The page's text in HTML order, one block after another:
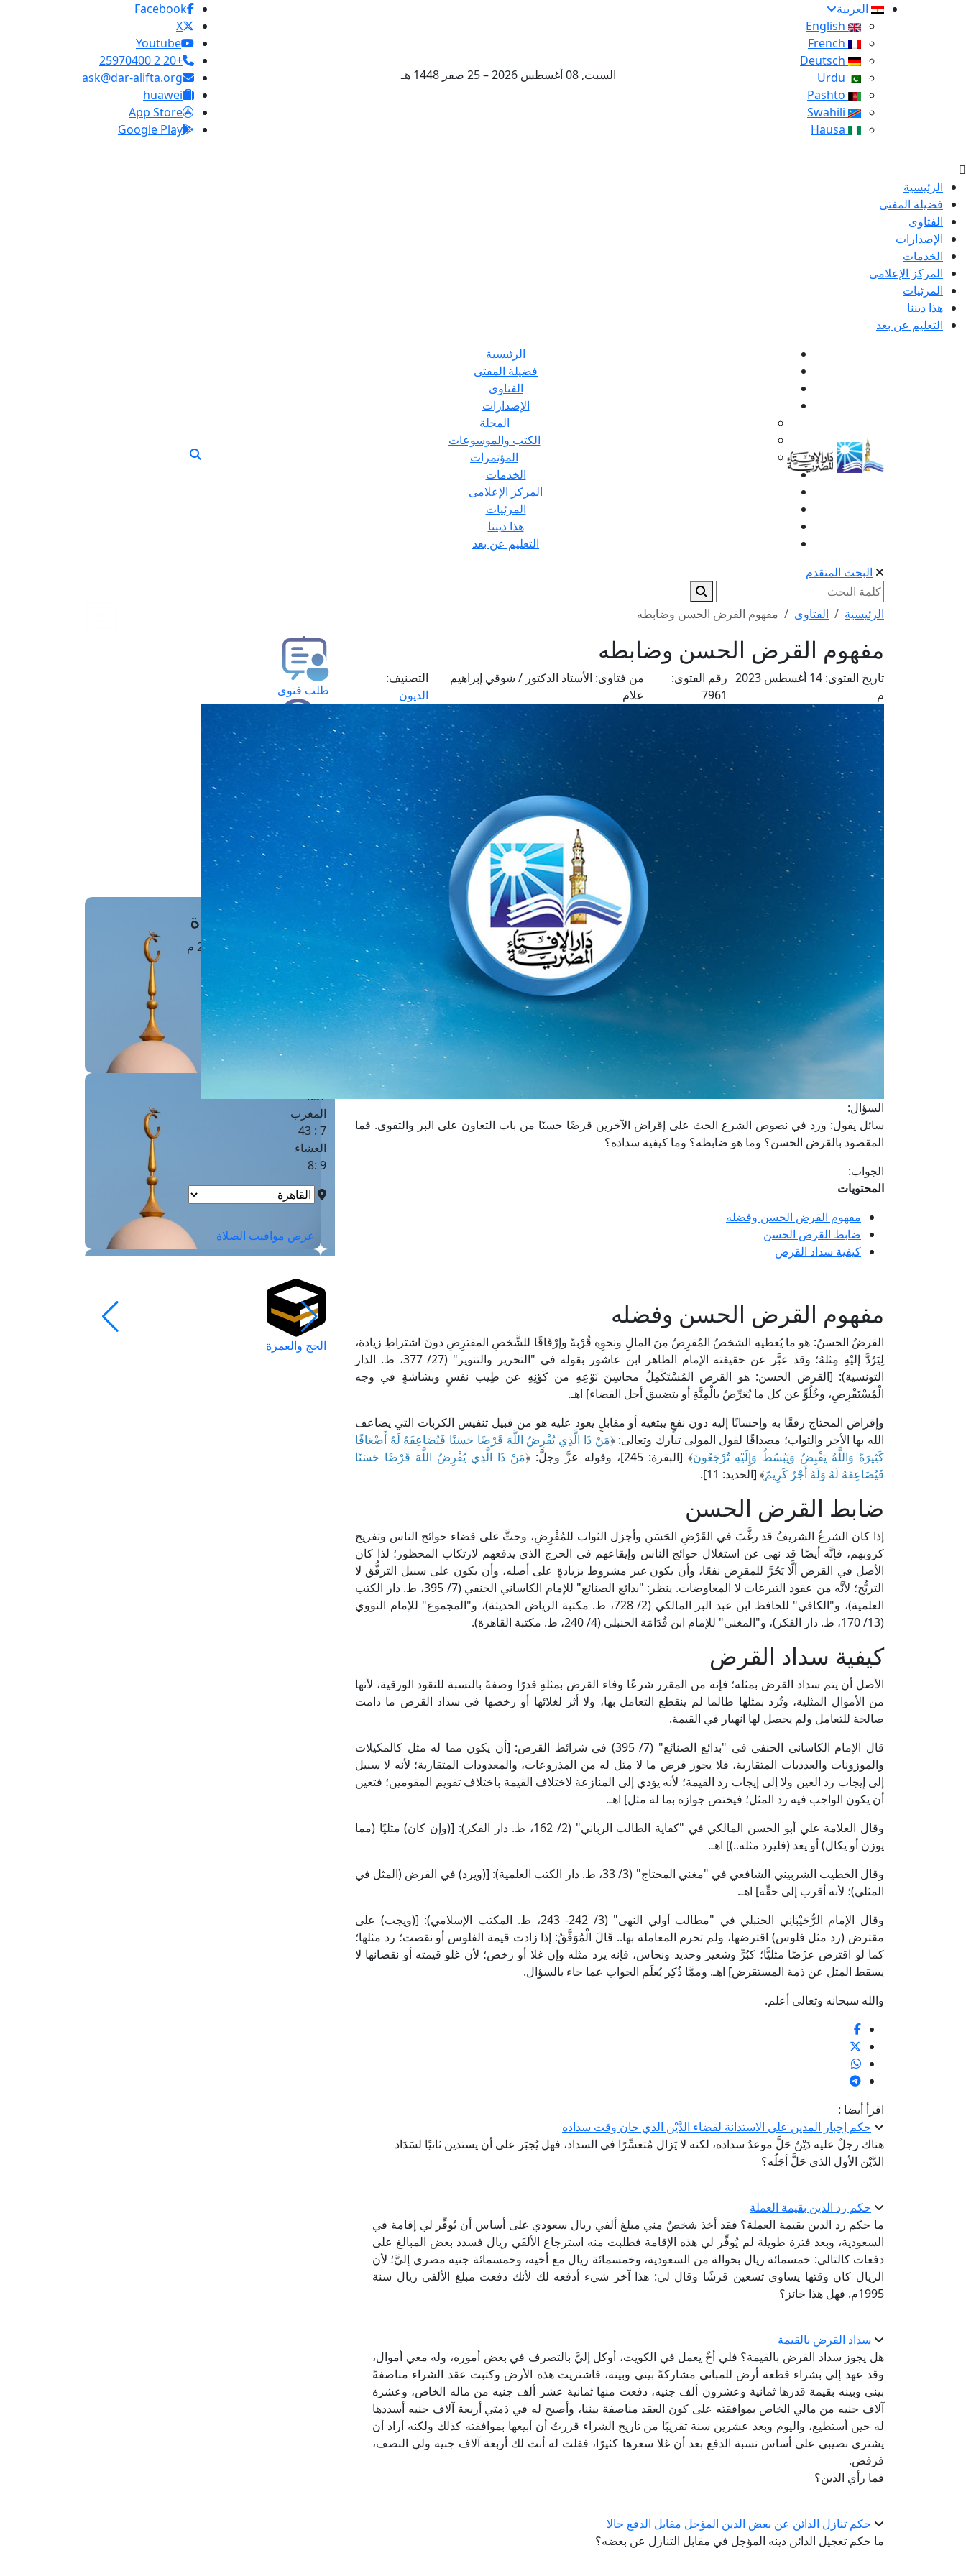
العربية
السبت, 08 أغسطس 2026 – 25 صفر 1448 هـ
Facebook
X
Youtube
+20 2 25970400
ask@dar-alifta.org
huawei
App Store
Google Play
الرئيسية
فضيلة المفتى
الفتاوى
الإصدارات
الخدمات
المركز الإعلامى
المرئيات
هذا ديننا
التعليم عن بعد
الرئيسية
فضيلة المفتى
الفتاوى
الإصدارات
المجلة
الكتب والموسوعات
المؤتمرات
الخدمات
المركز الإعلامى
المرئيات
هذا ديننا
التعليم عن بعد
البحث المتقدم
الرئيسية الفتاوى مفهوم القرض الحسن وضابطه
مفهوم القرض الحسن وضابطه
تاريخ الفتوى:
14 أغسطس 2023
م
رقم الفتوى:
7961
من فتاوى: الأستاذ الدكتور / شوقي إبراهيم
علام
التصنيف:
الديون
السؤال:
سائل يقول: ورد في نصوص الشرع الحث على إقراض الآخرين قرضًا حسنًا من باب التعاون على البر والتقوى. فما
المقصود بالقرض الحسن؟ وما هو ضابطه؟ وما كيفية سداده؟
الجواب:
المحتويات
مفهوم القرض الحسن وفضله
ضابط القرض الحسن
كيفية سداد القرض
مفهوم القرض الحسن وفضله
القرضُ الحسنُ: هو ما يُعطيهِ الشخصُ المُقرِضُ مِنَ المالِ ونحوِهِ قُرْبةً وإرْفَاقًا للشَّخصِ المقترِضِ دونَ اشتراطِ زيادة،
لِيَرُدَّ إليْهِ مِثلهُ؛ وقد عبَّر عن حقيقته الإمام الطاهر ابن عاشور بقوله في "التحرير والتنوير" (27/ 377، ط. الدار
التونسية): [القرض الحسن: هو القرض المُسْتَكْمِلُ محاسِنَ نَوْعِهِ من كَوْنِهِ عن طِيب نفسٍ وبشاشةٍ في وجه
الْمُسْتَقْرِضِ، وخُلُوٍّ عن كل ما يُعَرِّضُ بالْمِنَّةِ أو بتضييق أجل القضاء] اهـ.
وإقراض المحتاج رفقًا به وإحسانًا إليه دون نفعٍ يبتغيه أو مقابلٍ يعود عليه هو من قبيل تنفيس الكربات التي يضاعف
الله بها الأجر والثواب؛ مصداقًا لقول المولى تبارك وتعالى: ﴿مَنْ ذَا الَّذِي يُقْرِضُ اللَّهَ قَرْضًا حَسَنًا فَيُضَاعِفَهُ لَهُ أَضْعَافًا
كَثِيرَةً وَاللَّهُ يَقْبِضُ وَيَبْسُطُ وَإِلَيْهِ تُرْجَعُونَ﴾ [البقرة: 245]، وقوله عزَّ وجلَّ: ﴿
مَنْ ذَا الَّذِي يُقْرِضُ اللَّهَ قَرْضًا حَسَنًا
فَيُضَاعِفَهُ لَهُ وَلَهُ أَجْرٌ كَرِيمٌ﴾ [الحديد: 11].
ضابط القرض الحسن
إذا كان الشرعُ الشريفُ قد رغَّبَ في القَرْضِ الحَسَنِ وأجزل الثواب للمُقْرِضِ، وحثَّ على قضاء حوائج الناس وتفريج
كروبهم، فإنَّه أيضًا قد نهى عن استغلال حوائج الناس وإيقاعهم في الحرج الذي يدفعهم لارتكاب المحظور؛ لذا كان
الأصل في القرض ألَّا يَجُرَّ للمقرِض نفعًا، وأن يكون غير مشروط بزيادةٍ على أصله، وأن يكون على سبيل الترفُّق لا
التربُّح؛ لأنَّه من عقود التبرعات لا المعاوضات. ينظر: "بدائع الصنائع" للإمام الكاساني الحنفي (7/ 395، ط. دار الكتب
العلمية)، و"الكافي" للحافظ ابن عبد البر المالكي (2/ 728، ط. مكتبة الرياض الحديثة)، و"المجموع" للإمام النووي
(13/ 170، ط. دار الفكر)، و"المغني" للإمام ابن قُدَامَة الحنبلي (4/ 240، ط. مكتبة القاهرة).
كيفية سداد القرض
الأصل أن يتم سداد القرض بمثله؛ فإنه من المقرر شرعًا وفاء القرض بمثلهِ قدرًا وصفةً بالنسبة للنقود الورقية، لأنها
من الأموال المثلية، وتُرد بمثلها طالما لم ينقطع التعامل بها، ولا أثر لغلائها أو رخصها في سداد القرض ما دامت
صالحة للتعامل ولم يحصل لها انهيار في القيمة.
قال الإمام الكاساني الحنفي في "بدائع الصنائع" (7/ 395) في شرائط القرض: [أن يكون مما له مثل كالمكيلات
والموزونات والعدديات المتقاربة، فلا يجوز قرض ما لا مثل له من المذروعات، والمعدودات المتقاربة؛ لأنه لا سبيل
إلى إيجاب رد العين ولا إلى إيجاب رد القيمة؛ لأنه يؤدي إلى المنازعة لاختلاف القيمة باختلاف تقويم المقومين؛ فتعين
أن يكون الواجب فيه رد المثل؛ فيختص جوازه بما له مثل] اهـ.
وقال العلامة علي أبو الحسن المالكي في "كفاية الطالب الرباني" (2/ 162، ط. دار الفكر): [(وإن كان) مثليًا (مما
يوزن أو يكال) أو يعد (فليرد مثله..)] اهـ.
وقال الخطيب الشربيني الشافعي في "مغني المحتاج" (3/ 33، ط. دار الكتب العلمية): [(ويرد) في القرض (المثل في
المثلي)؛ لأنه أقرب إلى حقِّه] اهـ.
وقال الإمام الرُّحَيْبَانِي الحنبلي في "مطالب أولي النهى" (3/ 242- 243، ط. المكتب الإسلامي): [(ويجب) على
مقترض (رد مثل فلوس) اقترضها، ولم تحرم المعاملة بها.. قَالَ الْمُوَفَّقُ: إذا زادت قيمة الفلوس أو نقصت؛ رد مثلها؛
كما لو اقترض عرْضًا مثليًّا؛ كبُرٍّ وشعير وحديد ونحاس، فإنه يرد مثله وإن غلا أو رخص؛ لأن غلو قيمته أو نقصانها لا
يسقط المثل عن ذمة المستقرض] اهـ. وممَّا ذُكِر يُعلَم الجواب عما جاء بالسؤال.
والله سبحانه وتعالى أعلم.
اقرأ أيضا :
حكم إجبار المدين على الاستدانة لقضاء الدَّيْن الذي حان وقت سداده
هناك رجلٌ عليه دَيْنٌ حَلَّ موعدُ سداده، لكنه لا يَزال مُتعسِّرًا في السداد، فهل يُجبَر على أن يستدين ثانيًا لسَدَاد
الدَّيْن الأول الذي حَلَّ أجَلُه؟
حكم رد الدين بقيمة العملة
ما حكم رد الدين بقيمة العملة؟ فقد أخذ شخصٌ مني مبلغ ألفي ريال سعودي على أساس أن يُوفِّر لي إقامة في
السعودية، وبعد فترة طويلة لم يُوفِّر لي هذه الإقامة فطلبت منه استرجاع الألفَي ريال فسدد بعض المبالغ على
دفعات كالتالي: خمسمائة ريال بحوالة من السعودية، وخمسمائة ريال مع أخيه، وخمسمائة جنيه مصري إليَّ؛ لأن
الريال كان وقتها يساوي تسعين قرشًا وقال لي: هذا آخر شيء أدفعه لك لأنك دفعت مبلغ الألفي ريال سنة
1995م. فهل هذا جائز؟
سداد القرض بالقيمة
هل يجوز سداد القرض بالقيمة؟ فلي أخٌ يعمل في الكويت، أوكل إليَّ بالتصرف في بعض أموره، وله معي أموال،
وقد عهد إلي بشراء قطعة أرض للمباني مشاركةً بيني وبينه، فاشتريت هذه الأرض وكتبت عقد الشراء مناصفةً
بيني وبينه بقيمة قدرها ثمانية وعشرون ألف جنيه، دفعت منها ثمانية عشر ألف جنيه من ماله الخاص، وعشرة
آلاف جنيه من مالي الخاص بموافقته على كون العقد مناصفة بيننا، وأصبح له في ذمتي أربعة آلاف جنيه أسددها
له حين أستطيع، واليوم وبعد عشرين سنة تقريبًا من تاريخ الشراء قررتُ أن أبيعها بموافقته كذلك ولكنه أراد أن
يشتري نصيبي على أساس نسبة الدفع بعد أن غلا سعرها كثيرًا، فقلت له أنت لك أربعة آلاف جنيه ولي النصف،
فرفض.
فما رأي الدين؟
حكم تنازل الدائن عن بعض الدين المؤجل مقابل الدفع حالا
ما حكم تعجيل الدائن دينه المؤجل في مقابل التنازل عن بعضه؟
طلب فتوى
استعلام عن فتوى
حجز موعد
الفتوى الهاتفية
مَواقِيتُ الصَّـــلاة
القاهرة · 08 أغسطس 2026 م
4 :42
الشروق
6 :18
4:37
المغرب
7 : 43
العشاء
9 :8
عرض مواقيت الصلاة
الحج والعمرة